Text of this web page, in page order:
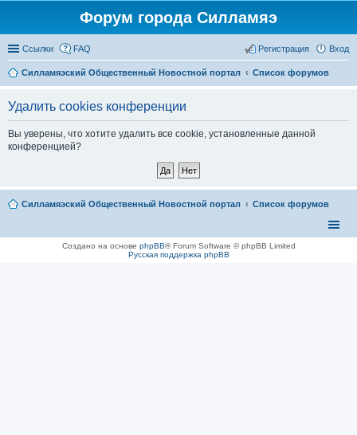
Форум города Силламяэ
Ссылки FAQ Вход
Регистрация
Силламяэский Общественный Новостной портал Список форумов
Удалить cookies конференции
Вы уверены, что хотите удалить все cookie, установленные данной
конференцией?
Силламяэский Общественный Новостной портал Список форумов
Создано на основе phpBB® Forum Software © phpBB Limited
Русская поддержка phpBB